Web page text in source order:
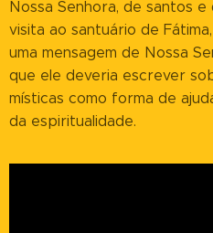
Nossa Senhora, de santos e
visita ao santuário de
uma mensagem de Nossa
que ele deveria escrever
místicas como forma de
da espiritualidade.